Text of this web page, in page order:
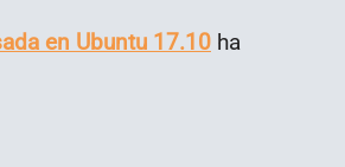
en Ubuntu 17.10 ha